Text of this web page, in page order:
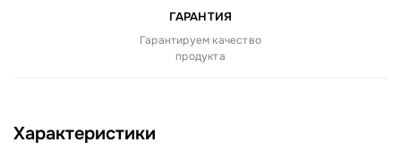
ГАРАНТИЯ
Гарантируем качество
продукта
Характеристики